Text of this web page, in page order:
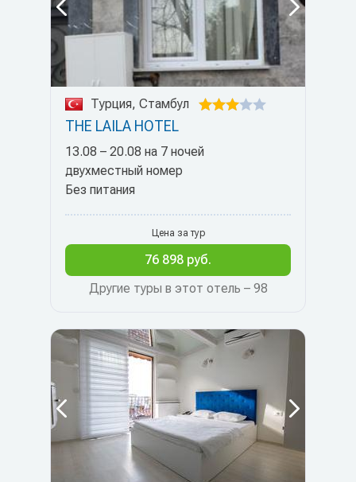
Турция, Стамбул
THE LAILA HOTEL
13.08 – 20.08 на 7 ночей
двухместный номер
Без питания
Другие туры в этот отель – 98
Цена за тур
76 898 руб.